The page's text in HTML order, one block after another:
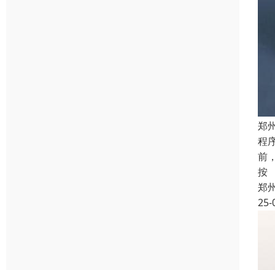
郑
程
前
按
郑
25-